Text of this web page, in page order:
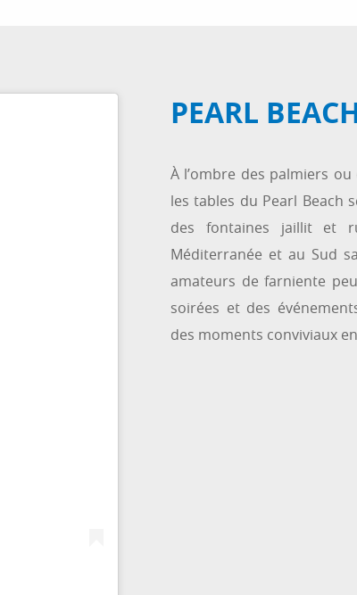
PEARL
À l’ombre des palmiers
les tables du Pearl Beach
des fontaines jaillit et
Méditerranée et au Sud
amateurs de farniente
soirées et des
des moments conviviaux